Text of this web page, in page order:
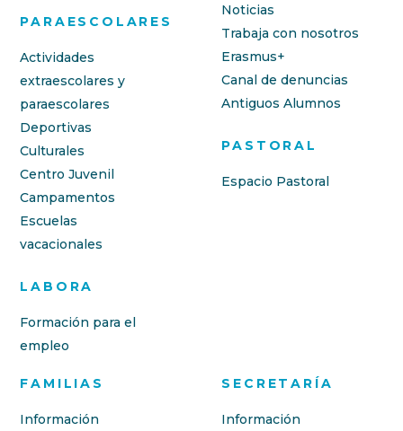
PARAESCOLARES
Actividades
extraescolares y
paraescolares
Deportivas
Culturales
Centro Juvenil
Campamentos
Escuelas
vacacionales
LABORA
Formación para el
empleo
Noticias
Trabaja con nosotros
Erasmus+
Canal de denuncias
Antiguos Alumnos
PASTORAL
Espacio Pastoral
FAMILIAS
Información
SECRETARÍA
Información